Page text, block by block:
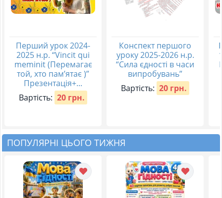
Перший урок 2024-
2025 н.р. “Vincit qui
meminit (Перемагає
той, хто пам’ятає )”
Презентація+...
Вартість: 20 грн.
Конспект першого
уроку 2025-2026 н.р.
“Сила єдності в часи
випробувань”
Вартість: 20 грн.
ПОПУЛЯРНІ ЦЬОГО ТИЖНЯ